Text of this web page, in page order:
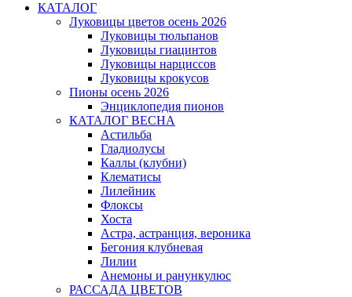
КАТАЛОГ
Луковицы цветов осень 2026
Луковицы тюльпанов
Луковицы гиацинтов
Луковицы нарциссов
Луковицы крокусов
Пионы осень 2026
Энциклопедия пионов
КАТАЛОГ ВЕСНА
Астильба
Гладиолусы
Каллы (клубни)
Клематисы
Лилейник
Флоксы
Хоста
Астра, астранция, вероника
Бегония клубневая
Лилии
Анемоны и ранункулюс
РАССАДА ЦВЕТОВ